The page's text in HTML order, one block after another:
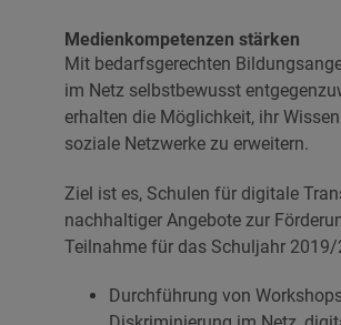
Medienkompetenzen stärken
Mit bedarfsgerechten
im Netz selbstbewusst
erhalten die Möglichkeit, ihr
soziale Netzwerke zu erweitern.
Ziel ist es, Schulen für digitale
nachhaltiger Angebote zur
Teilnahme für das Schuljahr
Durchführung von